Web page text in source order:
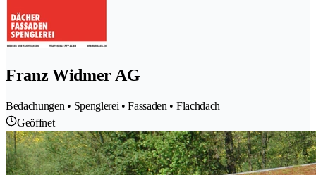
Franz Widmer AG
Bedachungen • Spenglerei • Fassaden • Flachdach
Geöffnet